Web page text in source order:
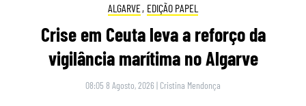
ALGARVE, EDIÇÃO PAPEL
Crise em Ceuta leva a reforço da
vigilância marítima no Algarve
08:05 8 Agosto, 2026 | Cristina Mendonça